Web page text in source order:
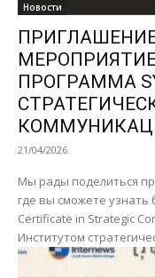
Новости
ПРОГРАММА
21/04/2026
Мы рады поделиться
где вы сможете
Certificate in Strategic
Институтом